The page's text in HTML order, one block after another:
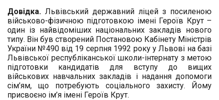
Довідка. Львівський державний ліцей з посиленою
військово-фізичною підготовкою імені Героїв Крут –
один із найвідоміших національних закладів нового
типу. Він був створений Постановою Кабінету Міністрів
України №490 від 19 серпня 1992 року у Львові на базі
Львівської республіканської школи-інтернату з метою
підготовки кандидатів для вступу до вищих
військових навчальних закладів і надання допомоги
сім’ям, що потребують соціального захисту. Йому
присвоєно ім’я імені Героїв Крут.